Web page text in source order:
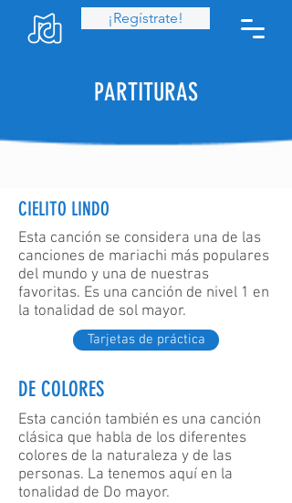
¡Regístrate!
PARTITURAS
CIELITO LINDO
Esta canción se considera una de las
canciones de mariachi más populares
del mundo y una de nuestras
favoritas. Es una canción de nivel 1 en
la tonalidad de sol mayor.
Tarjetas de práctica
DE COLORES
Esta canción también es una canción
clásica que habla de los diferentes
colores de la naturaleza y de las
personas. La tenemos aquí en la
tonalidad de Do mayor.